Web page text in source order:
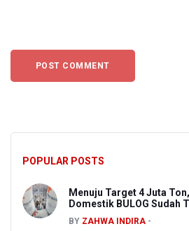
POPULAR POSTS
Menuju Target 4 Juta
Domestik BULOG Sudah
BY ZAHWA INDIRA